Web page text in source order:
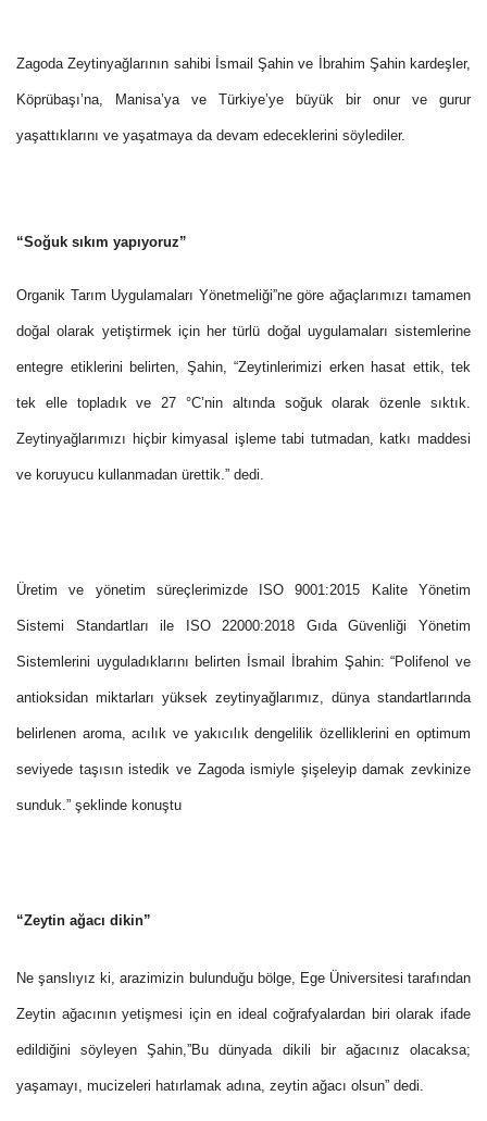
Zagoda Zeytinyağlarının sahibi İsmail Şahin ve İbrahim Şahin kardeşler,
Köprübaşı’na, Manisa’ya ve Türkiye’ye büyük bir onur ve gurur
yaşattıklarını ve yaşatmaya da devam edeceklerini söylediler.
“Soğuk sıkım yapıyoruz”
Organik Tarım Uygulamaları Yönetmeliği”ne göre ağaçlarımızı tamamen
doğal olarak yetiştirmek için her türlü doğal uygulamaları sistemlerine
entegre etiklerini belirten, Şahin, “Zeytinlerimizi erken hasat ettik, tek
tek elle topladık ve 27 °C’nin altında soğuk olarak özenle sıktık.
Zeytinyağlarımızı hiçbir kimyasal işleme tabi tutmadan, katkı maddesi
ve koruyucu kullanmadan ürettik.” dedi.
Üretim ve yönetim süreçlerimizde ISO 9001:2015 Kalite Yönetim
Sistemi Standartları ile ISO 22000:2018 Gıda Güvenliği Yönetim
Sistemlerini uyguladıklarını belirten İsmail İbrahim Şahin: “Polifenol ve
antioksidan miktarları yüksek zeytinyağlarımız, dünya standartlarında
belirlenen aroma, acılık ve yakıcılık dengelilik özelliklerini en optimum
seviyede taşısın istedik ve Zagoda ismiyle şişeleyip damak zevkinize
sunduk.” şeklinde konuştu
“Zeytin ağacı dikin”
Ne şanslıyız ki, arazimizin bulunduğu bölge, Ege Üniversitesi tarafından
Zeytin ağacının yetişmesi için en ideal coğrafyalardan biri olarak ifade
edildiğini söyleyen Şahin,”Bu dünyada dikili bir ağacınız olacaksa;
yaşamayı, mucizeleri hatırlamak adına, zeytin ağacı olsun” dedi.